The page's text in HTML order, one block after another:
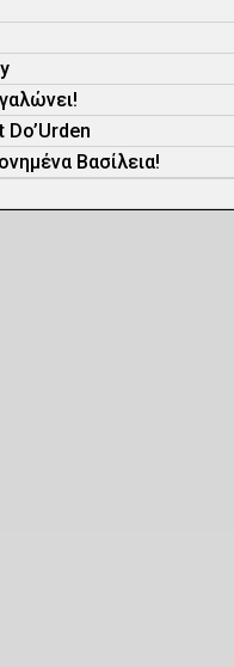
Do’Urden
Βασίλεια!